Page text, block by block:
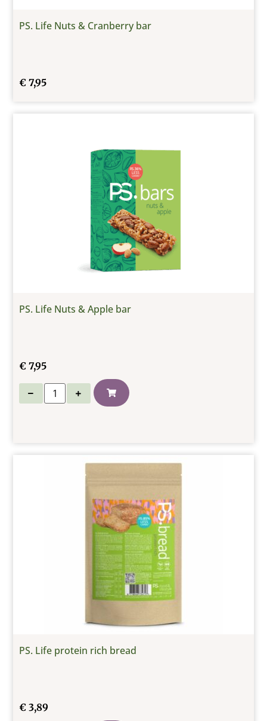
PS. Life Nuts & Cranberry bar
€ 7,95
PS. Life Nuts & Apple bar
€ 7,95
PS. Life protein rich bread
€ 3,89